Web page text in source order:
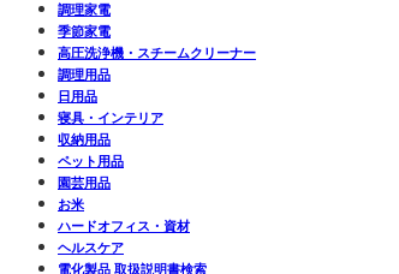
調理家電
季節家電
高圧洗浄機・スチームクリーナー
調理用品
日用品
寝具・インテリア
収納用品
ペット用品
園芸用品
お米
ハードオフィス・資材
ヘルスケア
電化製品 取扱説明書検索